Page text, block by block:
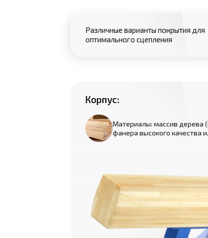
Различные варианты покрытия для
оптимального сцепления
Корпус:
Материалы: массив дерева
фанера высокого качества